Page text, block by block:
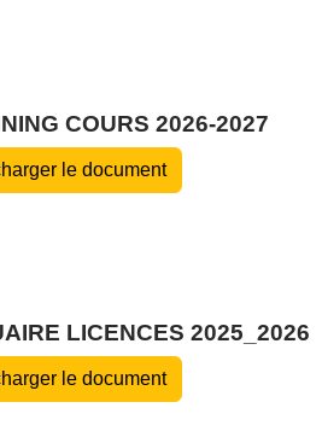
COURS 2026-2027
le document
LICENCES 2025_2026
le document